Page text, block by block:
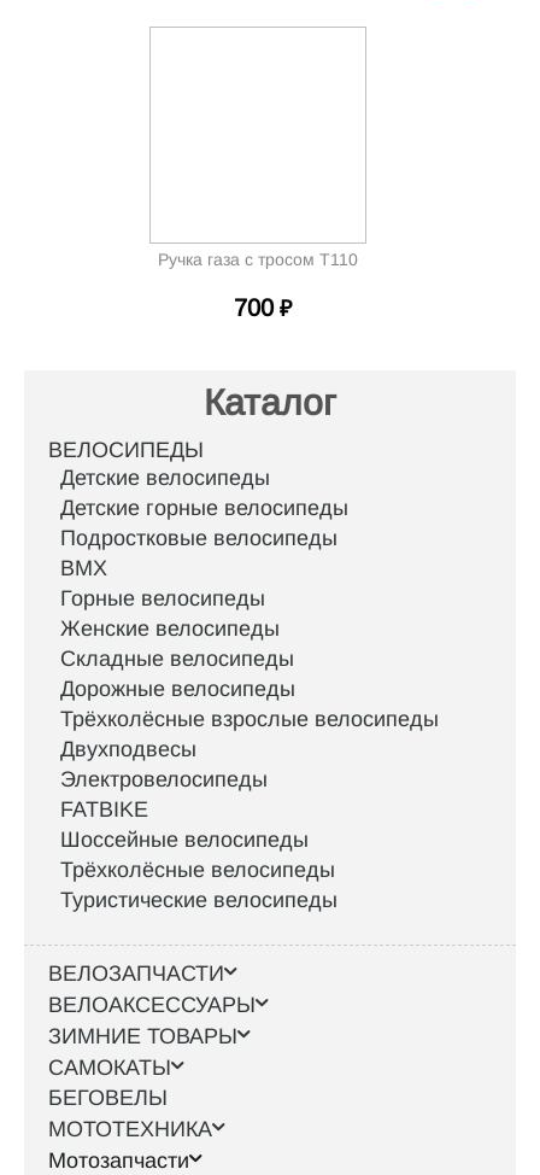
Ручка газа c тросом Т110
700 ₽
Каталог
ВЕЛОСИПЕДЫ
Детские велосипеды
Детские горные велосипеды
Подростковые велосипеды
BMX
Горные велосипеды
Женские велосипеды
Складные велосипеды
Дорожные велосипеды
Трёхколёсные взрослые велосипеды
Двухподвесы
Электровелосипеды
FATBIKE
Шоссейные велосипеды
Трёхколёсные велосипеды
Туристические велосипеды
ВЕЛОЗАПЧАСТИ
ВЕЛОАКСЕССУАРЫ
ЗИМНИЕ ТОВАРЫ
САМОКАТЫ
БЕГОВЕЛЫ
МОТОТЕХНИКА
Мотозапчасти